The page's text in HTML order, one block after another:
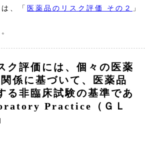
、「 医薬品のリスク評価 その２
」
ク評価には、個々の医薬
係に基づいて、医薬品
る非臨床試験の基準であ
Practice（ＧＬ